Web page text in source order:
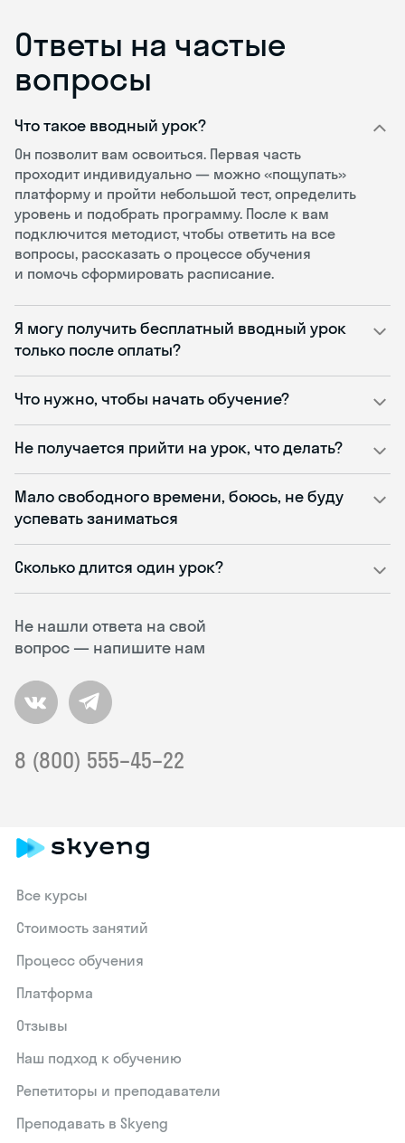
Ответы на частые
вопросы
Не нашли ответа на свой
вопрос — напишите нам
8 (800) 555–45–22
Что такое вводный урок?
Он позволит вам освоиться. Первая часть
проходит индивидуально — можно «пощупать»
платформу и пройти небольшой тест, определить
уровень и подобрать программу. После к вам
подключится методист, чтобы ответить на все
вопросы, рассказать о процессе обучения
и помочь сформировать расписание.
Я могу получить бесплатный вводный урок
только после оплаты?
Что нужно, чтобы начать обучение?
Не получается прийти на урок, что делать?
Мало свободного времени, боюсь, не буду
успевать заниматься
Сколько длится один урок?
Все курсы
Стоимость занятий
Процесс обучения
Платформа
Отзывы
Наш подход к обучению
Репетиторы и преподаватели
Преподавать в Skyeng